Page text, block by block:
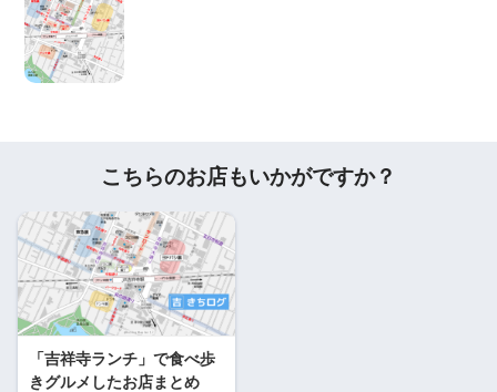
こちらのお店もいかがですか？
「吉祥寺ランチ」で食べ歩
きグルメしたお店まとめ